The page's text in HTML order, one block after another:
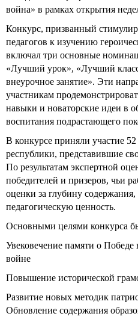
война» в рамках открытия
Конкурс, призванный
педагогов к изучению
включал три основные
«Лучший урок», «Лучший
внеурочное занятие». Эти
участникам
навыки и новаторские идеи в
воспитания подрастающего
В конкурсе приняли участие
республики, представившие
По результатам экспертной
победителей и призеров, чьи
оценки за глубину
педагогическую ценность.
Основными целями конкурса
Увековечение памяти о
войне
Повышение исторической
Развитие новых методик
Обновление содержания